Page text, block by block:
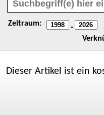
Zeitraum: -
Dieser Artikel ist ein